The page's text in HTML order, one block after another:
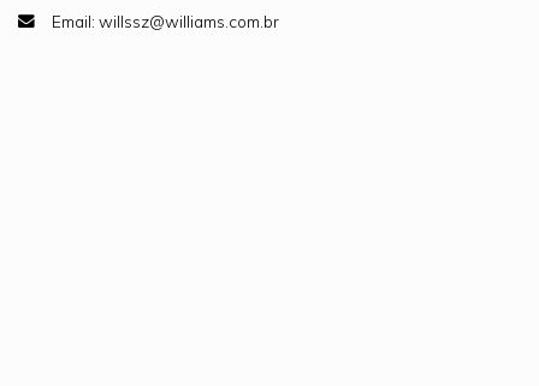
Email: willssz@williams.com.br